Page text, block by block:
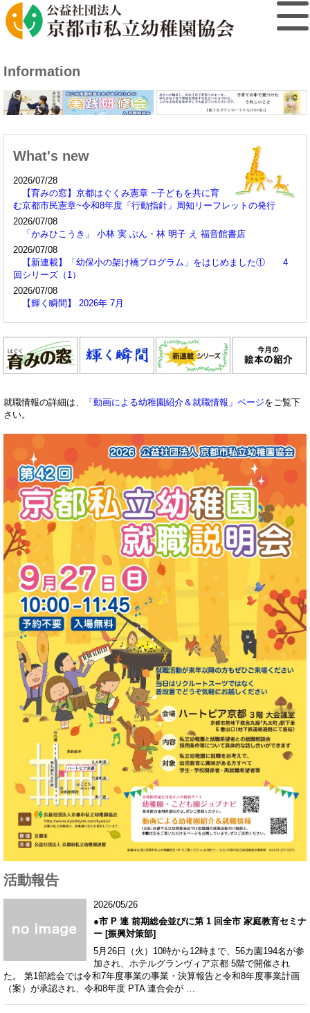
Information
What's new
2026/07/28
【育みの窓】京都はぐくみ憲章 ~子どもを共に育
む京都市民憲章~令和8年度「行動指針」周知リーフレットの発行
2026/07/08
「かみひこうき」 小林 実 ぶん・林 明子 え 福音館書店
2026/07/08
【新連載】「幼保小の架け橋プログラム」をはじめました① 4
回シリーズ（1）
2026/07/08
【輝く瞬間】 2026年 7月
就職情報の詳細は、 「動画による幼稚園紹介＆就職情報」ページをご覧下
さい。
活動報告
2026/05/26
●市 P 連 前期総会並びに第 1 回全市 家庭教育セミナ
ー [振興対策部]
5月26日（火）10時から12時まで、56カ園194名が参
加され、ホテルグランヴィア京都 5階で開催され
た。 第1部総会では令和7年度事業の事業・決算報告と令和8年度事業計画
（案）が承認され、令和8年度 PTA 連合会が …